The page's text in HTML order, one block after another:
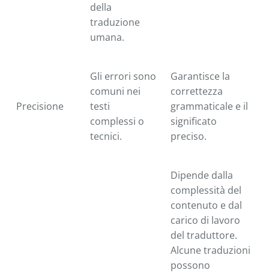
della
traduzione
umana.
Precisione
Gli errori sono
comuni nei
testi
complessi o
tecnici.
Garantisce la
correttezza
grammaticale e il
significato
preciso.
Dipende dalla
complessità del
contenuto e dal
carico di lavoro
del traduttore.
Alcune traduzioni
possono